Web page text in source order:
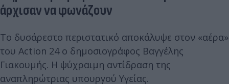
άρχισαν να φωνάζουν
Το δυσάρεστο περιστατικό αποκάλυψε στον «αέρα»
του Action 24 ο δημοσιογράφος Βαγγέλης
Γιακουμής. Η ψύχραιμη αντίδραση της
αναπληρώτριας υπουργού Υγείας.